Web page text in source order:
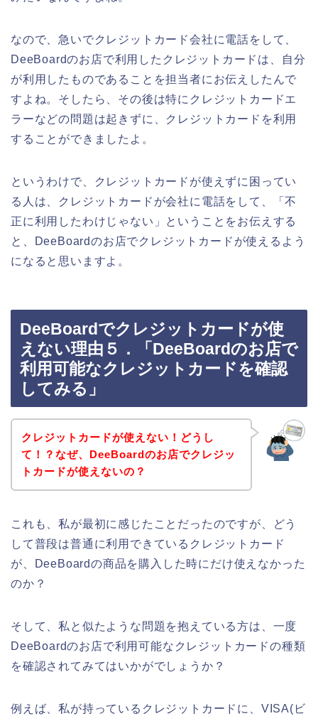
なので、急いでクレジットカード会社に電話をして、
DeeBoardのお店で利用したクレジットカードは、自分
が利用したものであることを担当者にお伝えしたんで
すよね。そしたら、その後は特にクレジットカードエ
ラーなどの問題は起きずに、クレジットカードを利用
することができましたよ。
というわけで、クレジットカードが使えずに困ってい
る人は、クレジットカードが会社に電話をして、「不
正に利用したわけじゃない」ということをお伝えする
と、DeeBoardのお店でクレジットカードが使えるよう
になると思いますよ。
DeeBoardでクレジットカードが使
えない理由５．「DeeBoardのお店で
利用可能なクレジットカードを確認
してみる」
クレジットカードが使えない！どうし
て！？なぜ、DeeBoardのお店でクレジッ
トカードが使えないの？
これも、私が最初に感じたことだったのですが、どう
して普段は普通に利用できているクレジットカード
が、DeeBoardの商品を購入した時にだけ使えなかった
のか？
そして、私と似たような問題を抱えている方は、一度
DeeBoardのお店で利用可能なクレジットカードの種類
を確認されてみてはいかがでしょうか？
例えば、私が持っているクレジットカードに、VISA(ビ